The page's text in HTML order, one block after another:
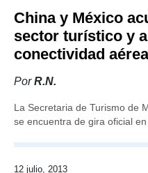
China y México
sector turístico y
conectividad aérea
PorR.N.
La Secretaria de Turismo de
se encuentra de gira oficial
12 julio, 2013